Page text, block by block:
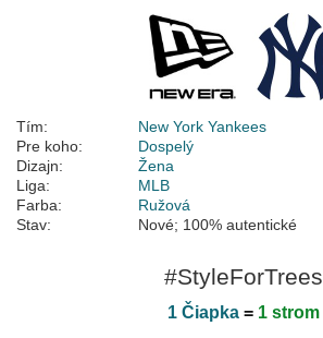
Tím:
New York Yankees
Pre koho:
Dospelý
Dizajn:
Žena
Liga:
MLB
Farba:
Ružová
Stav:
Nové; 100% autentické
#StyleForTrees
1 Čiapka = 1 strom